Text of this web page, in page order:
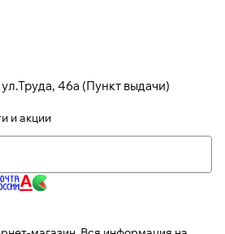
46а (Пункт выдачи)
и акции